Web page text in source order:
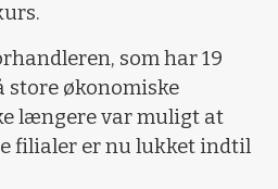
som har 19
økonomiske
længere var muligt at
filialer er nu lukket indtil